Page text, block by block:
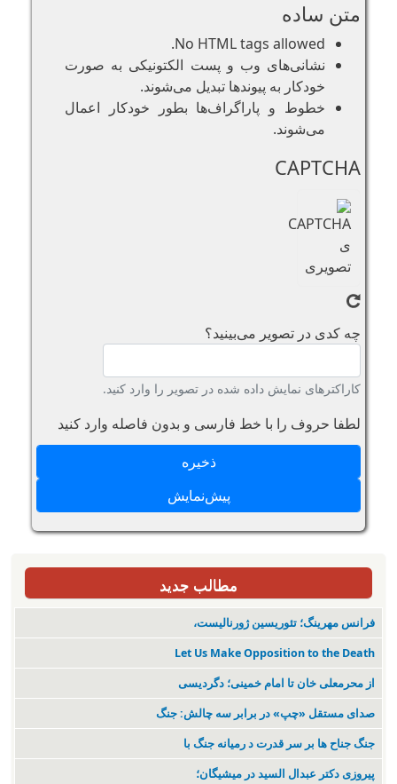
متن ساده
No HTML tags allowed.
نشانی‌های وب و پست الکتونیکی به صورت
خودکار به پیوند‌ها تبدیل می‌شوند.
خطوط و پاراگراف‌ها بطور خودکار اعمال
می‌شوند.
CAPTCHA
چه کدی در تصویر می‌بینید؟
کاراکترهای نمایش داده شده در تصویر را وارد کنید.
لطفا حروف را با خط فارسی و بدون فاصله وارد کنید
مطالب جدید
فرانس مهرینگ؛ تئوریسین ژورنالیست،
Let Us Make Opposition to the Death
از محرمعلی خان تا امام خمینی؛ دگردیسی
صدای مستقل «چپ» در برابر سه چالش: جنگ
جنگ جناح ها بر سر قدرت د رمیانە جنگ با
پیروزی دکتر عبدال السید در میشیگان؛